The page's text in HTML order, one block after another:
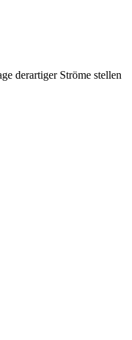
derartiger Ströme stellen